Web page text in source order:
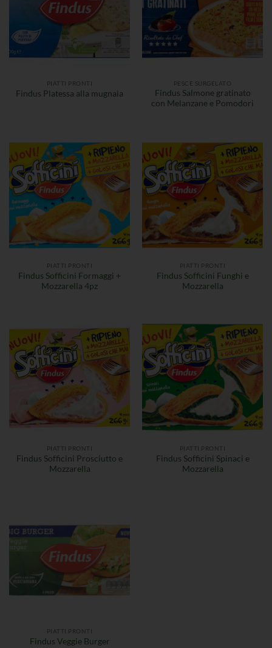
PIATTI PRONTI
Findus Platessa alla mugnaia
PESCE SURGELATO
Findus Salmone gratinato
con Melanzane e Pomodori
PIATTI PRONTI
Findus Sofficini Formaggi +
Mozzarella 4pz
PIATTI PRONTI
Findus Sofficini Funghi e
Mozzarella
PIATTI PRONTI
Findus Sofficini Prosciutto e
Mozzarella
PIATTI PRONTI
Findus Sofficini Spinaci e
Mozzarella
PIATTI PRONTI
Findus Veggie Burger